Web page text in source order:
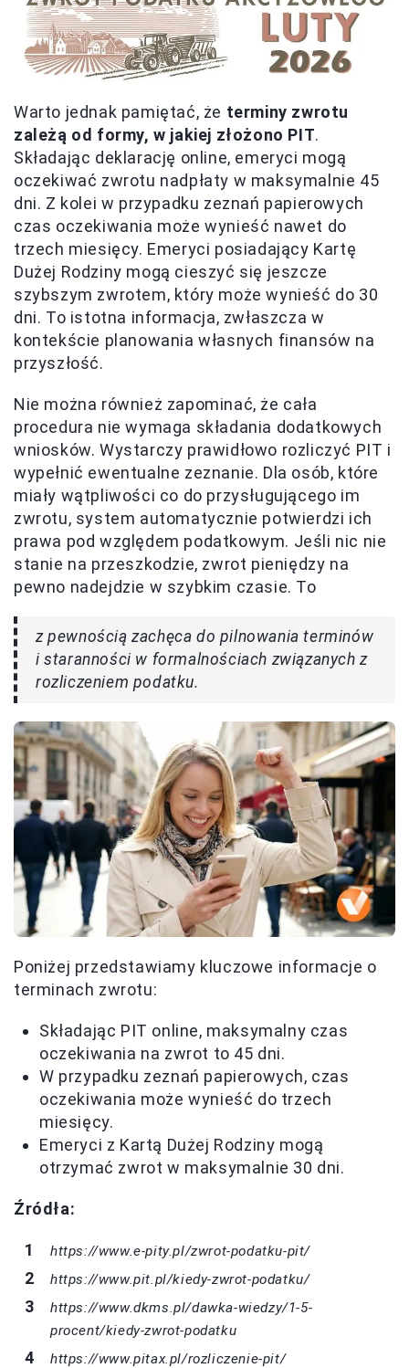
Warto jednak pamiętać, że terminy zwrotu
zależą od formy, w jakiej złożono PIT.
Składając deklarację online, emeryci mogą
oczekiwać zwrotu nadpłaty w maksymalnie 45
dni. Z kolei w przypadku zeznań papierowych
czas oczekiwania może wynieść nawet do
trzech miesięcy. Emeryci posiadający Kartę
Dużej Rodziny mogą cieszyć się jeszcze
szybszym zwrotem, który może wynieść do 30
dni. To istotna informacja, zwłaszcza w
kontekście planowania własnych finansów na
przyszłość.
Nie można również zapominać, że cała
procedura nie wymaga składania dodatkowych
wniosków. Wystarczy prawidłowo rozliczyć PIT i
wypełnić ewentualne zeznanie. Dla osób, które
miały wątpliwości co do przysługującego im
zwrotu, system automatycznie potwierdzi ich
prawa pod względem podatkowym. Jeśli nic nie
stanie na przeszkodzie, zwrot pieniędzy na
pewno nadejdzie w szybkim czasie. To
z pewnością zachęca do pilnowania terminów
i staranności w formalnościach związanych z
rozliczeniem podatku.
Poniżej przedstawiamy kluczowe informacje o
terminach zwrotu:
Składając PIT online, maksymalny czas
oczekiwania na zwrot to 45 dni.
W przypadku zeznań papierowych, czas
oczekiwania może wynieść do trzech
miesięcy.
Emeryci z Kartą Dużej Rodziny mogą
otrzymać zwrot w maksymalnie 30 dni.
Źródła:
https://www.e-pity.pl/zwrot-podatku-pit/
https://www.pit.pl/kiedy-zwrot-podatku/
https://www.dkms.pl/dawka-wiedzy/1-5-
procent/kiedy-zwrot-podatku
https://www.pitax.pl/rozliczenie-pit/